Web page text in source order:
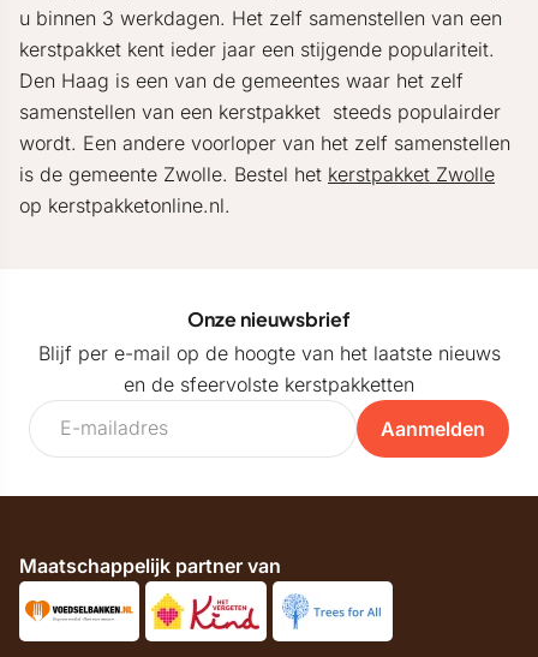
u binnen 3 werkdagen. Het zelf samenstellen van een
kerstpakket kent ieder jaar een stijgende populariteit.
Den Haag is een van de gemeentes waar het zelf
samenstellen van een kerstpakket steeds populairder
wordt. Een andere voorloper van het zelf samenstellen
is de gemeente Zwolle. Bestel het kerstpakket Zwolle
op kerstpakketonline.nl.
Onze nieuwsbrief
Blijf per e-mail op de hoogte van het laatste nieuws
en de sfeervolste kerstpakketten
Aanmelden
Maatschappelijk partner van